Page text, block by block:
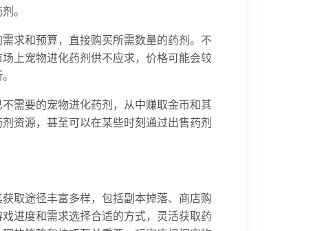
。
求和预算，直接购买所需数量的药剂。不
上宠物进化药剂供不应求，价格可能会较
需要的宠物进化药剂，从中赚取金币和其
资源，甚至可以在某些时刻通过出售药剂
取途径丰富多样，包括副本掉落、商店购
进度和需求选择合适的方式，灵活获取药